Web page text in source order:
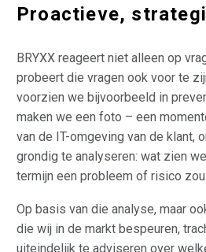
Proactieve,
BRYXX reageert niet alleen op
probeert die vragen ook voor te
voorzien we bijvoorbeeld in
maken we een foto – een
van de IT-omgeving van de klant,
grondig te analyseren: wat zien
termijn een probleem of risico zou
Op basis van die analyse, maar
die wij in de markt bespeuren,
uiteindelijk te adviseren over